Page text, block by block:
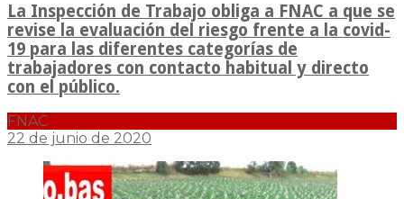
La Inspección de Trabajo obliga a FNAC a que se
revise la evaluación del riesgo frente a la covid-
19 para las diferentes categorías de
trabajadores con contacto habitual y directo
con el público.
FNAC
22 de junio de 2020